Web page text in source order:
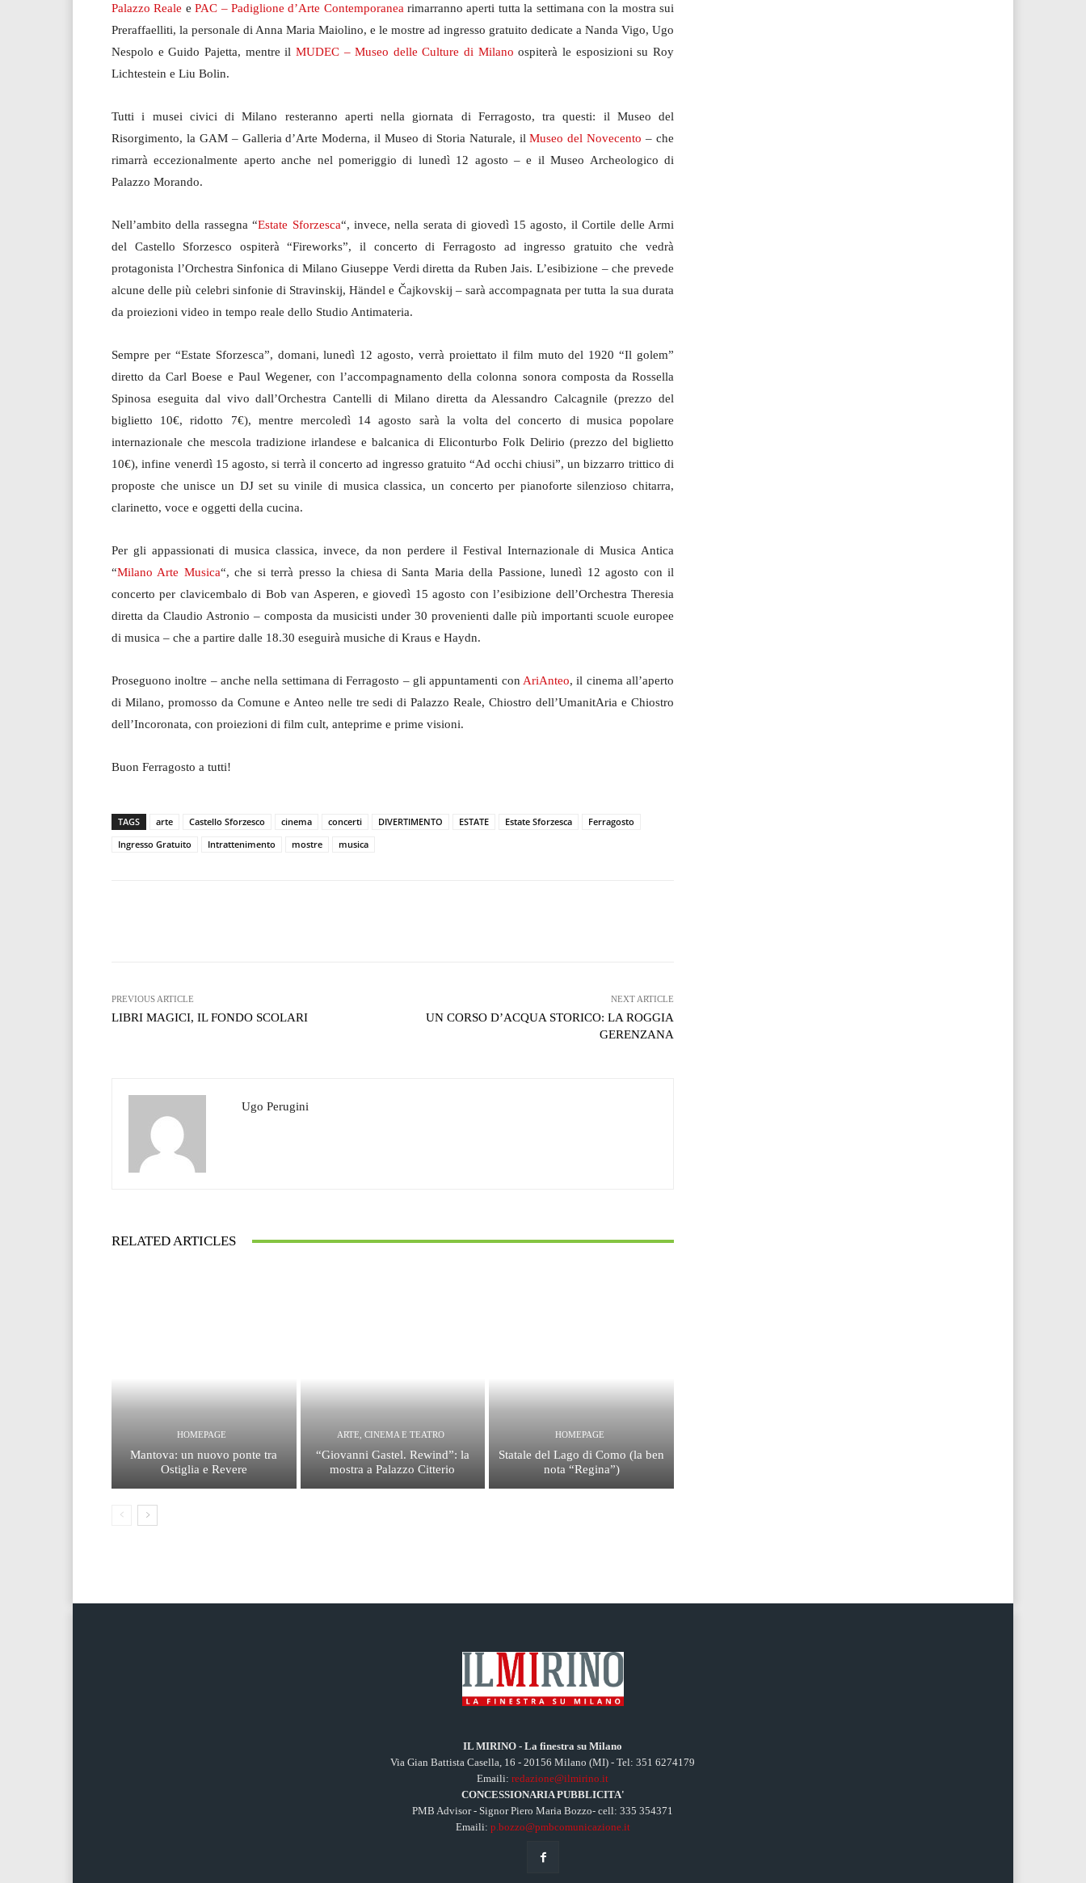
Palazzo Reale ePAC – Padiglione d’Arte Contemporanea rimarranno aperti tutta la settimana con la mostra sui
Preraffaelliti, la personale di Anna Maria Maiolino, e le mostre ad ingresso gratuito dedicate a Nanda Vigo, Ugo
Nespolo e Guido Pajetta, mentre il MUDEC – Museo delle Culture di Milano ospiterà le esposizioni su Roy
Lichtestein e Liu Bolin.
Tutti i musei civici di Milano resteranno aperti nella giornata di Ferragosto, tra questi: il Museo del
Risorgimento, la GAM – Galleria d’Arte Moderna, il Museo di Storia Naturale, ilMuseo del Novecento – che
rimarrà eccezionalmente aperto anche nel pomeriggio di lunedì 12 agosto – e il Museo Archeologico di
Palazzo Morando.
Nell’ambito della rassegna “Estate Sforzesca“, invece, nella serata di giovedì 15 agosto, il Cortile delle Armi
del Castello Sforzesco ospiterà “Fireworks”, il concerto di Ferragosto ad ingresso gratuito che vedrà
protagonista l’Orchestra Sinfonica di Milano Giuseppe Verdi diretta da Ruben Jais. L’esibizione – che prevede
alcune delle più celebri sinfonie di Stravinskij, Händel e Čajkovskij – sarà accompagnata per tutta la sua durata
da proiezioni video in tempo reale dello Studio Antimateria.
Sempre per “Estate Sforzesca”, domani, lunedì 12 agosto, verrà proiettato il film muto del 1920 “Il golem”
diretto da Carl Boese e Paul Wegener, con l’accompagnamento della colonna sonora composta da Rossella
Spinosa eseguita dal vivo dall’Orchestra Cantelli di Milano diretta da Alessandro Calcagnile (prezzo del
biglietto 10€, ridotto 7€), mentre mercoledì 14 agosto sarà la volta del concerto di musica popolare
internazionale che mescola tradizione irlandese e balcanica di Eliconturbo Folk Delirio (prezzo del biglietto
10€), infine venerdì 15 agosto, si terrà il concerto ad ingresso gratuito “Ad occhi chiusi”, un bizzarro trittico di
proposte che unisce un DJ set su vinile di musica classica, un concerto per pianoforte silenzioso chitarra,
clarinetto, voce e oggetti della cucina.
Per gli appassionati di musica classica, invece, da non perdere il Festival Internazionale di Musica Antica
“Milano Arte Musica“, che si terrà presso la chiesa di Santa Maria della Passione, lunedì 12 agosto con il
concerto per clavicembalo di Bob van Asperen, e giovedì 15 agosto con l’esibizione dell’Orchestra Theresia
diretta da Claudio Astronio – composta da musicisti under 30 provenienti dalle più importanti scuole europee
di musica – che a partire dalle 18.30 eseguirà musiche di Kraus e Haydn.
Proseguono inoltre – anche nella settimana di Ferragosto – gli appuntamenti con AriAnteo, il cinema all’aperto
di Milano, promosso da Comune e Anteo nelle tre sedi di Palazzo Reale, Chiostro dell’UmanitAria e Chiostro
dell’Incoronata, con proiezioni di film cult, anteprime e prime visioni.
Buon Ferragosto a tutti!
TAGS arte Castello Sforzesco cinema concerti DIVERTIMENTO ESTATE Estate Sforzesca
Ferragosto
Ingresso Gratuito
Intrattenimento mostre musica
PREVIOUS ARTICLE
LIBRI MAGICI, IL FONDO SCOLARI
NEXT ARTICLE
UN CORSO D’ACQUA STORICO: LA ROGGIA
GERENZANA
Ugo Perugini
RELATED ARTICLES
HOMEPAGE
Mantova: un nuovo ponte tra
Ostiglia e Revere
ARTE, CINEMA E TEATRO
“Giovanni Gastel. Rewind”: la
mostra a Palazzo Citterio
HOMEPAGE
Statale del Lago di Como (la ben
nota “Regina”)
IL MIRINO - La finestra su Milano
Via Gian Battista Casella, 16 - 20156 Milano (MI) - Tel: 351 6274179
Emaili:redazione@ilmirino.it
CONCESSIONARIA PUBBLICITA'
PMB Advisor - Signor Piero Maria Bozzo- cell: 335 354371
Emaili: p.bozzo@pmbcomunicazione.it